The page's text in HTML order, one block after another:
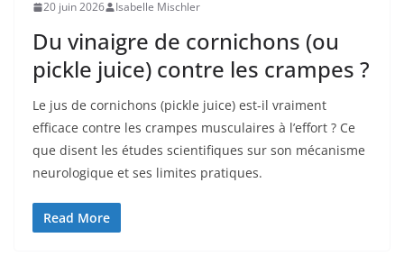
20 juin 2026 Isabelle Mischler
Du vinaigre de cornichons (ou
pickle juice) contre les crampes ?
Le jus de cornichons (pickle juice) est-il vraiment
efficace contre les crampes musculaires à l’effort ? Ce
que disent les études scientifiques sur son mécanisme
neurologique et ses limites pratiques.
Read More